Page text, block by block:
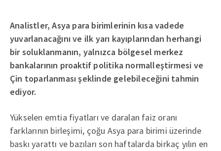
Analistler, Asya para birimlerinin kısa vadede
yuvarlanacağını ve ilk yarı kayıplarından herhangi
bir soluklanmanın, yalnızca bölgesel merkez
bankalarının proaktif politika normalleştirmesi ve
Çin toparlanması şeklinde gelebileceğini tahmin
ediyor.
Yükselen emtia fiyatları ve daralan faiz oranı
farklarının birleşimi, çoğu Asya para birimi üzerinde
baskı yarattı ve bazıları son haftalarda birkaç yılın en